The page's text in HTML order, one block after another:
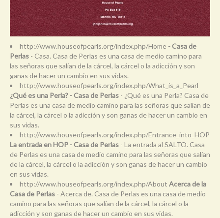
http://www.houseofpearls.org/index.php/Home - Casa de
Perlas - Casa. Casa de Perlas es una casa de medio camino para
las señoras que salían de la cárcel, la cárcel o la adicción y son
ganas de hacer un cambio en sus vidas.
http://www.houseofpearls.org/index.php/What_is_a_Pearl
¿Qué es una Perla? - Casa de Perlas - ¿Qué es una Perla? Casa de
Perlas es una casa de medio camino para las señoras que salían de
la cárcel, la cárcel o la adicción y son ganas de hacer un cambio en
sus vidas.
http://www.houseofpearls.org/index.php/Entrance_into_HOP
La entrada en HOP - Casa de Perlas - La entrada al SALTO. Casa
de Perlas es una casa de medio camino para las señoras que salían
de la cárcel, la cárcel o la adicción y son ganas de hacer un cambio
en sus vidas.
http://www.houseofpearls.org/index.php/About Acerca de la
Casa de Perlas - Acerca de. Casa de Perlas es una casa de medio
camino para las señoras que salían de la cárcel, la cárcel o la
adicción y son ganas de hacer un cambio en sus vidas.